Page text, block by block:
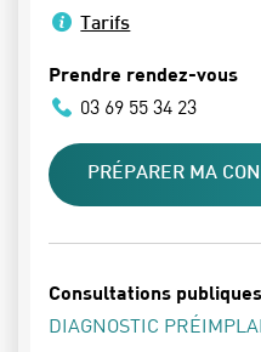
Tarifs
Prendre rendez-vous
03 69 55 34 23
PRÉPARER MA
Consultations publiques
DIAGNOSTIC